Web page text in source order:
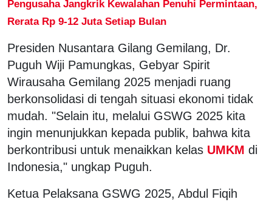
Pengusaha Jangkrik Kewalahan Penuhi Permintaan,
Rerata Rp 9-12 Juta Setiap Bulan
Presiden Nusantara Gilang Gemilang, Dr.
Puguh Wiji Pamungkas, Gebyar Spirit
Wirausaha Gemilang 2025 menjadi ruang
berkonsolidasi di tengah situasi ekonomi tidak
mudah. "Selain itu, melalui GSWG 2025 kita
ingin menunjukkan kepada publik, bahwa kita
berkontribusi untuk menaikkan kelas UMKM di
Indonesia," ungkap Puguh.
Ketua Pelaksana GSWG 2025, Abdul Fiqih